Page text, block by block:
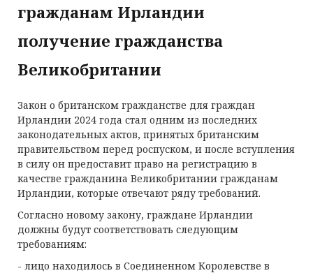
гражданам Ирландии
получение гражданства
Великобритании
Закон о британском гражданстве для граждан
Ирландии 2024 года стал одним из последних
законодательных актов, принятых британским
правительством перед роспуском, и после вступления
в силу он предоставит право на регистрацию в
качестве гражданина Великобритании гражданам
Ирландии, которые отвечают ряду требований.
Согласно новому закону, граждане Ирландии
должны будут соответствовать следующим
требованиям:
- лицо находилось в Соединенном Королевстве в